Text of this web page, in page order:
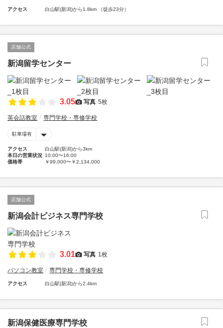
アクセス 白山駅(新潟)から1.8km （徒歩23分）
店舗公式
新潟留学センター
3.05 写真 5枚
英会話教室 専門学校・専修学校
駐車場有
アクセス
白山駅(新潟)から3km
本日の営業状況 10:00〜16:00
価格帯
￥99,000〜￥2,134,000
店舗公式
新潟会計ビジネス専門学校
3.01 写真 1枚
パソコン教室 専門学校・専修学校
アクセス 白山駅(新潟)から2.4km
新潟保健医療専門学校